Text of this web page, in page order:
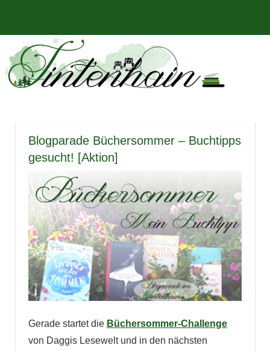
springen
Tintenhain
–
Der
Rezensionen
und
mehr
Blogparade Büchersommer – Buchtipps
gesucht! [Aktion]
Gerade startet die Büchersommer-Challenge
von Daggis Lesewelt und in den nächsten